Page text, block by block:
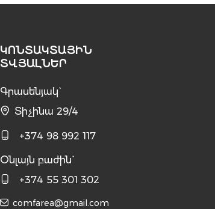
ԿՈՆՏԱԿՏԱՅԻՆ
ՏՎՅԱԼՆԵՐ
Գրասենյակ`
Տիչինա 29/4
+374 98 992 117
Օնլայն բաժին`
+374 55 301 302
comfarea@gmail.com